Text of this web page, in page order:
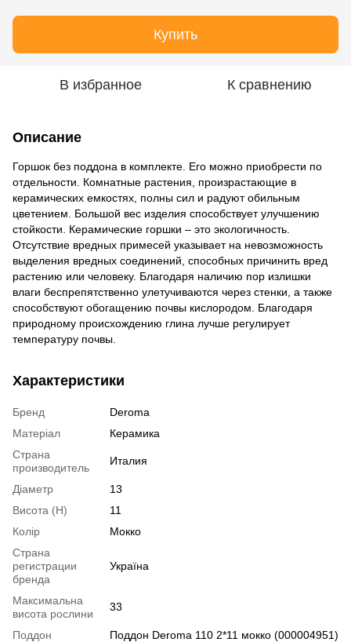
Купить
В избранное К сравнению
Описание
Горшок без поддона в комплекте. Его можно приобрести по
отдельности. Комнатные растения, произрастающие в
керамических емкостях, полны сил и радуют обильным
цветением. Большой вес изделия способствует улучшению
стойкости. Керамические горшки – это экологичность.
Отсутствие вредных примесей указывает на невозможность
выделения вредных соединений, способных причинить вред
растению или человеку. Благодаря наличию пор излишки
влаги беспрепятственно улетучиваются через стенки, а также
способствуют обогащению почвы кислородом. Благодаря
природному происхождению глина лучше регулирует
температуру почвы.
Характеристики
Бренд
Deroma
Матеріал
Керамика
Страна
производитель
Италия
Діаметр
13
Висота (H)
11
Колір
Мокко
Страна
регистрации
бренда
Україна
Максимальна
висота рослини
33
Поддон
Поддон Deroma 110 2*11 мокко (000004951)